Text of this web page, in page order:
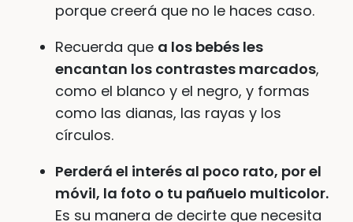
porque creerá que no le haces caso.
Recuerda que a los bebés les
encantan los contrastes marcados,
como el blanco y el negro, y formas
como las dianas, las rayas y los
círculos.
Perderá el interés al poco rato, por el
móvil, la foto o tu pañuelo multicolor.
Es su manera de decirte que necesita